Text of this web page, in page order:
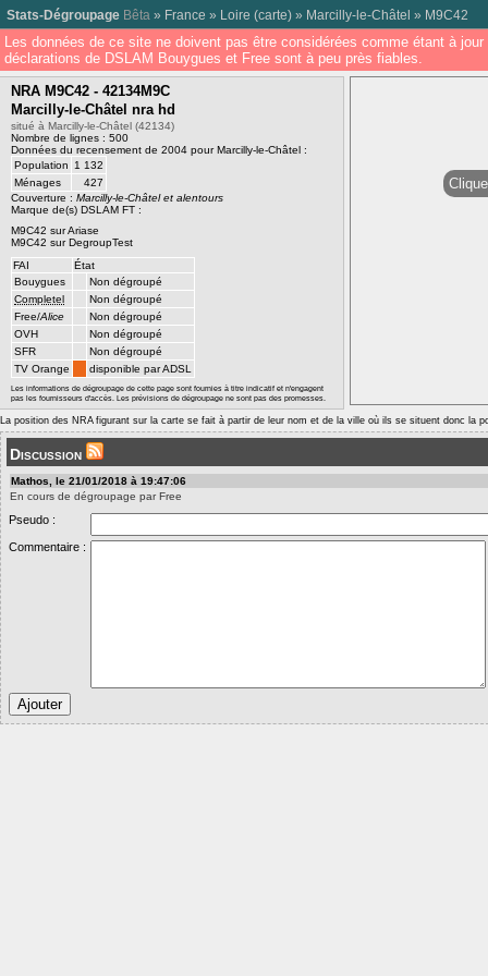
Stats-Dégroupage Bêta » France » Loire (carte) » Marcilly-le-Châtel » M9C42
Les données de ce site ne doivent pas être considérées comme étant à
déclarations de DSLAM Bouygues et Free sont à peu près fiables.
NRA M9C42 - 42134M9C
Marcilly-le-Châtel nra hd
situé à Marcilly-le-Châtel (42134)
Nombre de lignes : 500
Données du recensement de 2004 pour Marcilly-le-Châtel :
Population
1 132
Ménages
427
Couverture : Marcilly-le-Châtel et alentours
Marque de(s) DSLAM FT :
M9C42 sur Ariase
M9C42 sur DegroupTest
FAI
État
Bouygues
Non dégroupé
Completel
Non dégroupé
Free/Alice
Non dégroupé
OVH
Non dégroupé
SFR
Non dégroupé
TV Orange
disponible par ADSL
Les informations de dégroupage de cette page sont fournies à titre indicatif et n'engagent
pas les fournisseurs d'accès. Les prévisions de dégroupage ne sont pas des promesses.
La position des NRA figurant sur la carte se fait à partir de leur nom et de la ville où ils se situent donc la
Discussion
Mathos, le 21/01/2018 à 19:47:06
En cours de dégroupage par Free
Pseudo :
Commentaire :